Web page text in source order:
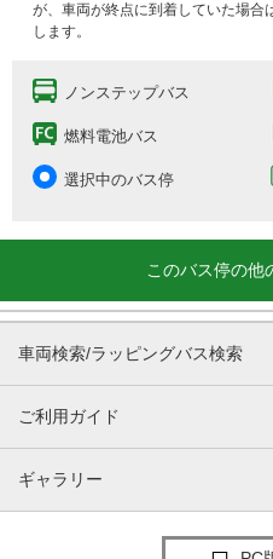
が、車両が終点に到着していた場合
します。
ノンステップバス
燃料電池バス
選択中のバス停
このバス停の他
車両検索/ラッピングバス検索
ご利用ガイド
ギャラリー